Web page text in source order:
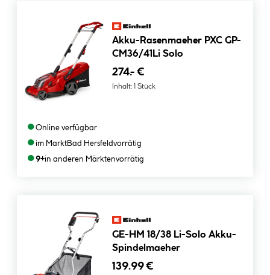
Akku-Rasenmaeher PXC GP-
CM36/41Li Solo
274.- €
Inhalt: 1 Stück
●Online verfügbar
●im MarktBad Hersfeldvorrätig
●9+in anderen Märktenvorrätig
GE-HM 18/38 Li-Solo Akku-
Spindelmaeher
139.99 €